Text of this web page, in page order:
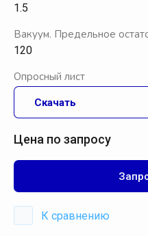
Опросный лист
Скачать
1.5
Вакуум. Предельное
120
Цена по запросу
К сравнению